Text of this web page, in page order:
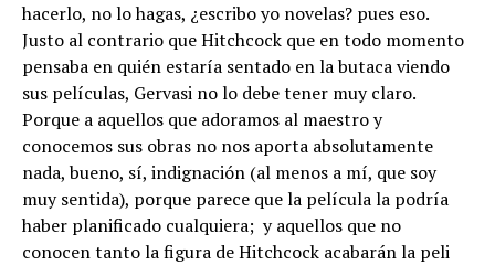
hacerlo, no lo hagas, ¿escribo yo novelas? pues eso.
Justo al contrario que Hitchcock que en todo momento
pensaba en quién estaría sentado en la butaca viendo
sus películas, Gervasi no lo debe tener muy claro.
Porque a aquellos que adoramos al maestro y
conocemos sus obras no nos aporta absolutamente
nada, bueno, sí, indignación (al menos a mí, que soy
muy sentida), porque parece que la película la podría
haber planificado cualquiera; y aquellos que no
conocen tanto la figura de Hitchcock acabarán la peli